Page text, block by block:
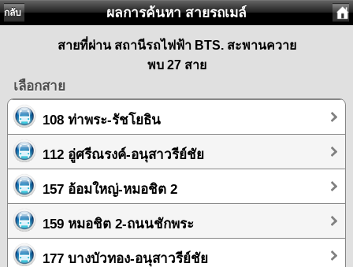
กลับ ผลการค้นหา สายรถเมล์
สายที่ผ่าน สถานีรถไฟฟ้า BTS. สะพานควาย
พบ 27 สาย
เลือกสาย
108 ท่าพระ-รัชโยธิน
112 อู่ศรีณรงค์-อนุสาวรีย์ชัย
157 อ้อมใหญ่-หมอชิต 2
159 หมอชิต 2-ถนนชักพระ
177 บางบัวทอง-อนุสาวรีย์ชัย